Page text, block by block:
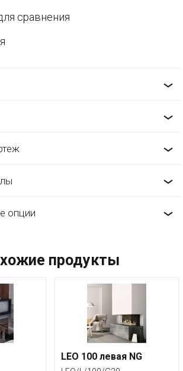
сравнения
опции
продукты
LEO 100 левая NG